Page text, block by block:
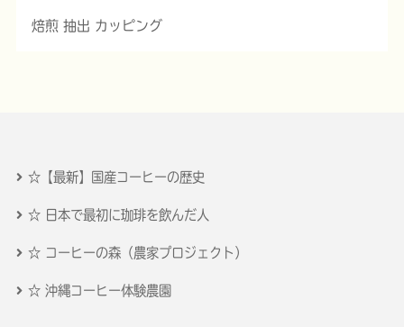
焙煎 抽出 カッピング
☆【最新】国産コーヒーの歴史
☆ 日本で最初に珈琲を飲んだ人
☆ コーヒーの森（農家プロジェクト）
☆ 沖縄コーヒー体験農園